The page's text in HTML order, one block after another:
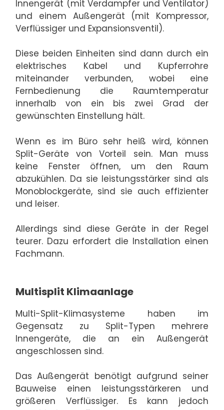
Innengerät (mit Verdampfer und Ventilator)
und einem Außengerät (mit Kompressor,
Verflüssiger und Expansionsventil).
Diese beiden Einheiten sind dann durch ein
elektrisches Kabel und Kupferrohre
miteinander verbunden, wobei eine
Fernbedienung die Raumtemperatur
innerhalb von ein bis zwei Grad der
gewünschten Einstellung hält.
Wenn es im Büro sehr heiß wird, können
Split-Geräte von Vorteil sein. Man muss
keine Fenster öffnen, um den Raum
abzukühlen. Da sie leistungsstärker sind als
Monoblockgeräte, sind sie auch effizienter
und leiser.
Allerdings sind diese Geräte in der Regel
teurer. Dazu erfordert die Installation einen
Fachmann.
Multisplit Klimaanlage
Multi-Split-Klimasysteme haben im
Gegensatz zu Split-Typen mehrere
Innengeräte, die an ein Außengerät
angeschlossen sind.
Das Außengerät benötigt aufgrund seiner
Bauweise einen leistungsstärkeren und
größeren Verflüssiger. Es kann jedoch